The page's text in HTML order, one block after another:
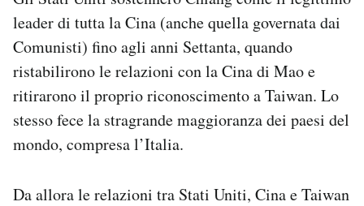
leader di tutta la Cina (anche quella governata dai
Comunisti) fino agli anni Settanta, quando
ristabilirono le relazioni con la Cina di Mao e
ritirarono il proprio riconoscimento a Taiwan. Lo
stesso fece la stragrande maggioranza dei paesi del
mondo, compresa l’Italia.
Da allora le relazioni tra Stati Uniti, Cina e Taiwan